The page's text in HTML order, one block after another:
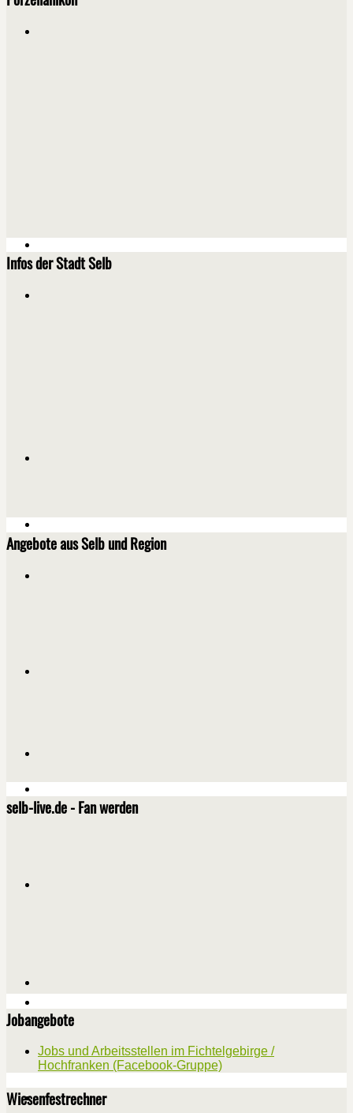
Infos der Stadt Selb
Angebote aus Selb und Region
selb-live.de - Fan werden
Jobangebote
Jobs und Arbeitsstellen im Fichtelgebirge /
Hochfranken (Facebook-Gruppe)
Wiesenfestrechner